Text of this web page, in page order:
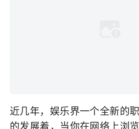
近几年，娱乐界一个全新的
的发展着，当你在网络上浏